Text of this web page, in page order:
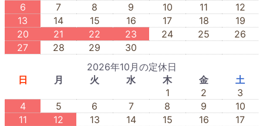
6
7 8 9 10 11
12
13
14 15 16 17 18
19
20
21 22 23 24 25
26
27
28 29
30
2026年10月の定休日
日
月 火 水 木 金
土
1
2
3
4
5 6 7 8 9
10
11
12 13 14 15 16
17